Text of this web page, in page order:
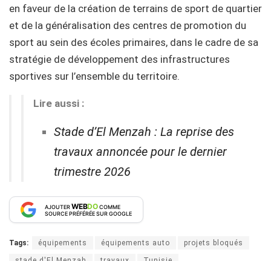
en faveur de la création de terrains de sport de quartier
et de la généralisation des centres de promotion du
sport au sein des écoles primaires, dans le cadre de sa
stratégie de développement des infrastructures
sportives sur l’ensemble du territoire.
Lire aussi :
Stade d’El Menzah : La reprise des
travaux annoncée pour le dernier
trimestre 2026
AJOUTERWEBDOCOMME
SOURCE PRÉFÉRÉE SUR GOOGLE
Tags: équipements équipements auto projets bloqués